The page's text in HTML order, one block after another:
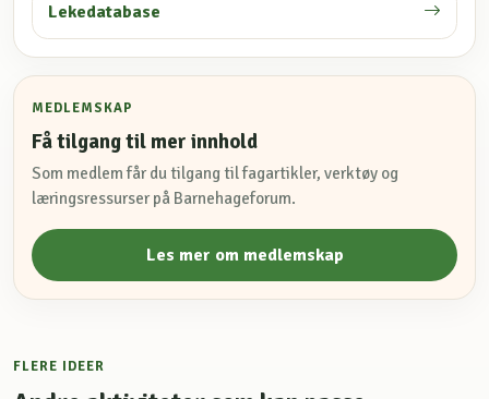
Lekedatabase
MEDLEMSKAP
Få tilgang til mer innhold
Som medlem får du tilgang til fagartikler, verktøy og
læringsressurser på Barnehageforum.
Les mer om medlemskap
FLERE IDEER